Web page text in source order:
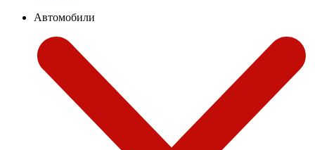
Автомобили